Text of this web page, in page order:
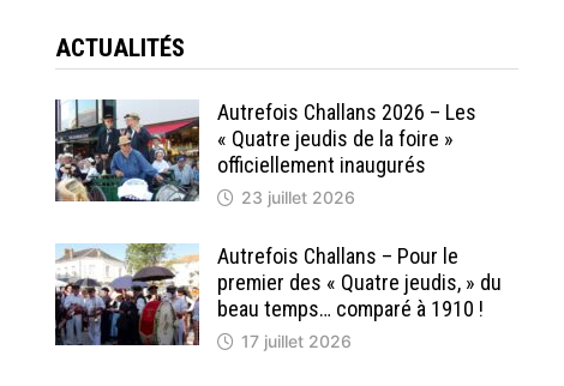
ACTUALITÉS
Autrefois Challans 2026 – Les
« Quatre jeudis de la foire »
officiellement inaugurés
23 juillet 2026
Autrefois Challans – Pour le
premier des « Quatre jeudis, » du
beau temps… comparé à 1910 !
17 juillet 2026